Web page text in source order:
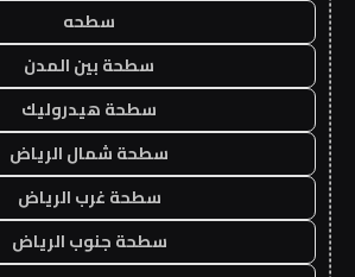
سطحه
سطحة بين المدن
سطحة هيدروليك
سطحة شمال الرياض
سطحة غرب الرياض
سطحة جنوب الرياض